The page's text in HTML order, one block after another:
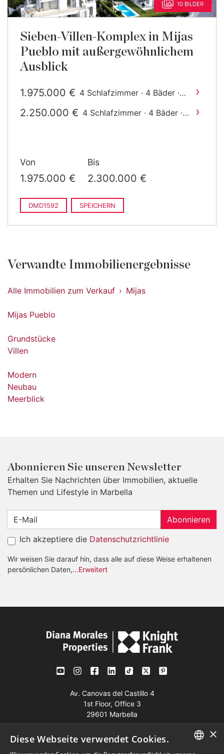
10 BILDER
Sieben-Villen-Komplex in Mijas
Pueblo mit außergewöhnlichem
Ausblick
1.975.000 € 4 Schlafzimmer · 4 Bäder ·
›
2.250.000 € 4 Schlafzimmer · 4 Bäder ·
›
Von
1.975.000 €
Bis
2.300.000 €
DMD1592 SPEICHERN
Verwandte Immobilienergebnisse
Alle Immobilien zum Verkauf Mijas
Mijas Pueblo
Grundstücke
Villen
Modern
Neubau
Meerblick
Abonnieren Sie unseren Newsletter
Erhalten Sie Nachrichten über Immobilien, aktuelle
Themen und Lifestyle in Marbella
Abonnieren
Ich akzeptiere die Datenschutzrichtlinie
Wir weisen Sie darauf hin, dass alle auf diese Weise erhaltenen
persönlichen Daten,...Erweitert
Av. Canovas del Castillo 4
1st Floor, Office 3
29601 Marbella
×
Diese Webseite verwendet Cookies.